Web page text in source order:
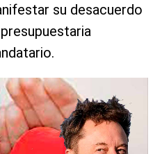
su desacuerdo